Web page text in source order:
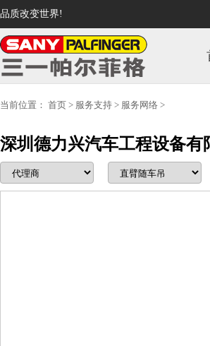
品质改变世界!
当前位置： 首页 > 服务支持 > 服务网络 >
深圳德力兴汽车工程设备有